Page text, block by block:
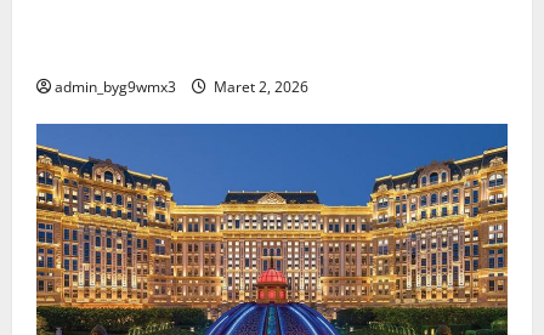
admin_byg9wmx3 Maret 2, 2026